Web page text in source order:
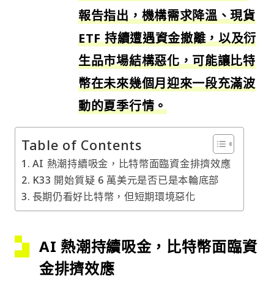
報告指出，機構需求降溫、現貨
ETF 持續遭遇資金撤離，以及衍
生品市場結構惡化，可能讓比特
幣在未來幾個月迎來一段充滿波
動的夏季行情。
Table of Contents
AI 熱潮持續吸金，比特幣面臨資金排擠效應
K33 開始質疑 6 萬美元是否已是本輪底部
長期仍看好比特幣，但短期環境惡化
AI 熱潮持續吸金，比特幣面臨資
金排擠效應